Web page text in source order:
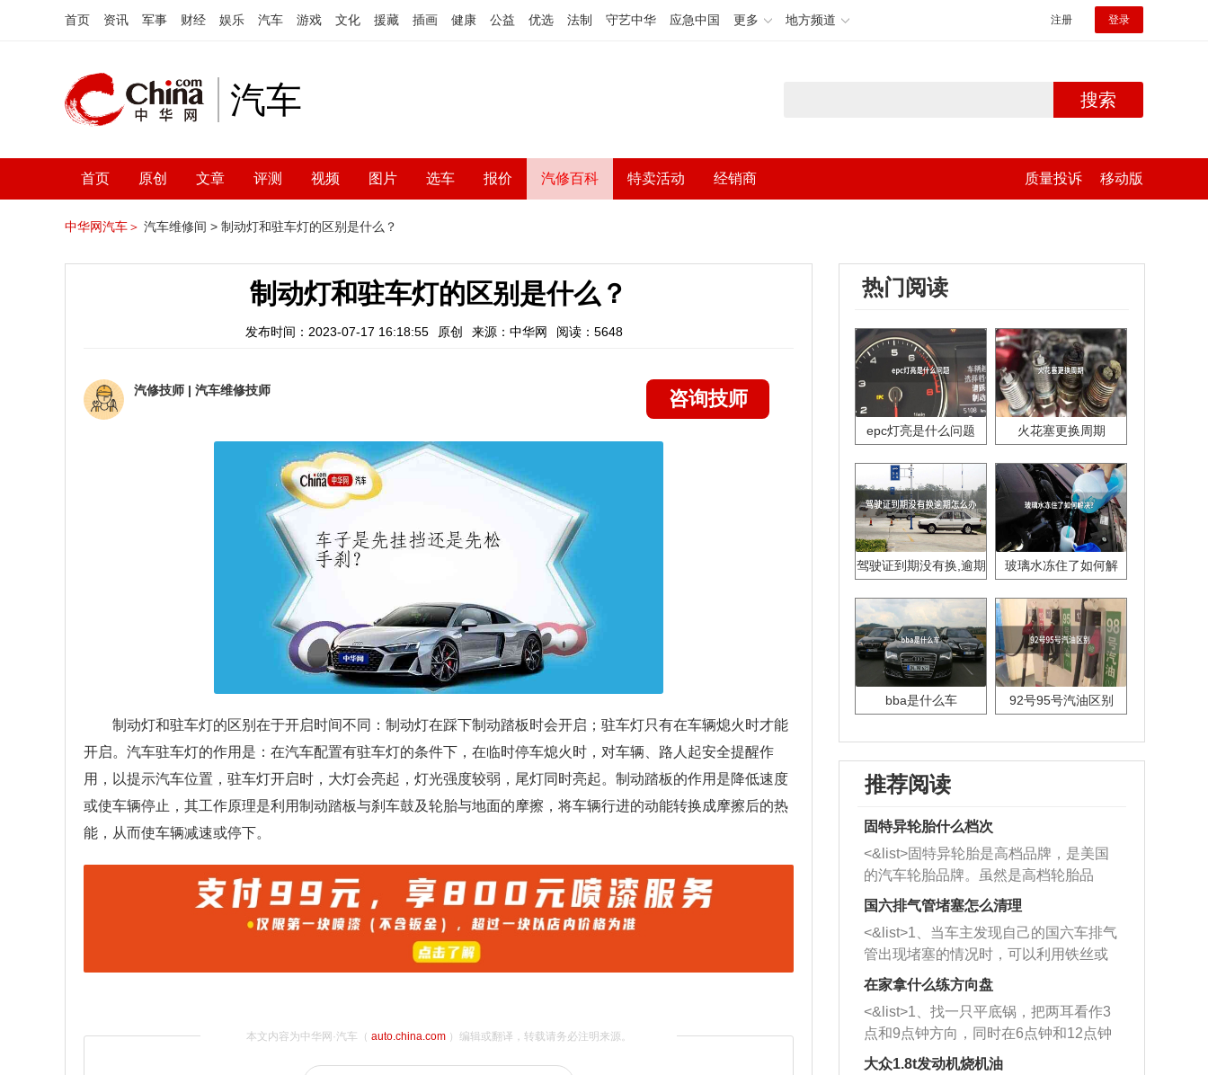
首页 资讯 军事 财经 娱乐 汽车 游戏 文化 援藏 插画 健康 公益 优选 法制 守艺中华 应急中国 更多 地方频道 注册 登录
汽车 搜索
首页 原创 文章 评测 视频 图片 选车 报价 汽修百科 特卖活动 经销商 质量投诉 移动版
中华网汽车＞ 汽车维修间 > 制动灯和驻车灯的区别是什么？
制动灯和驻车灯的区别是什么？
发布时间：2023-07-17 16:18:55 原创 来源：中华网 阅读：5648
汽修技师 | 汽车维修技师 咨询技师
制动灯和驻车灯的区别在于开启时间不同：制动灯在踩下制动踏板时会开启；驻车灯只有在车辆熄火时才能
开启。汽车驻车灯的作用是：在汽车配置有驻车灯的条件下，在临时停车熄火时，对车辆、路人起安全提醒作
用，以提示汽车位置，驻车灯开启时，大灯会亮起，灯光强度较弱，尾灯同时亮起。制动踏板的作用是降低速度
或使车辆停止，其工作原理是利用制动踏板与刹车鼓及轮胎与地面的摩擦，将车辆行进的动能转换成摩擦后的热
能，从而使车辆减速或停下。
本文内容为中华网·汽车（ auto.china.com）编辑或翻译，转载请务必注明来源。
热门阅读
epc灯亮是什么问题 火花塞更换周期
驾驶证到期没有换,逾期
玻璃水冻住了如何解
bba是什么车 92号95号汽油区别
推荐阅读
固特异轮胎什么档次
<&list>固特异轮胎是高档品牌，是美国
的汽车轮胎品牌。虽然是高档轮胎品
牌，但是中高低端的轮胎都有生产，这
也是为了更好的开拓市场。
国六排气管堵塞怎么清理
<&list>1、当车主发现自己的国六车排气
管出现堵塞的情况时，可以利用铁丝或
者是细棍，直接将杂物给取出来，如果
堵塞情况比较严重，也可以采取应急措
施。 <&list>2、直接利用木棍将所有的
杂物推到排气管里面的位置处，然后将
三元催化器拆解开，就可以将堵塞的东
在家拿什么练方向盘
<&list>1、找一只平底锅，把两耳看作3
点和9点钟方向，同时在6点钟和12点钟
方向做一个标记。 <&list>2、双手握住
大众1.8t发动机烧机油